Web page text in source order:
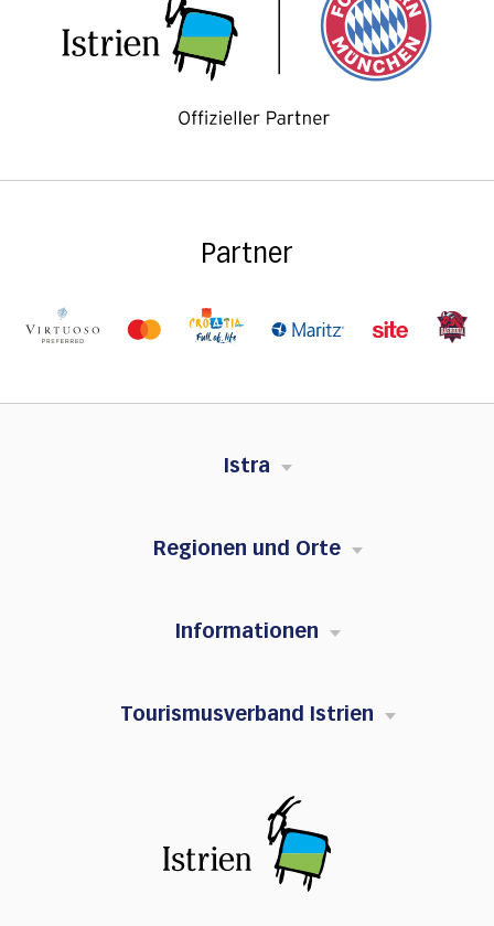
Partner
Istra
Regionen und Orte
Informationen
Tourismusverband Istrien